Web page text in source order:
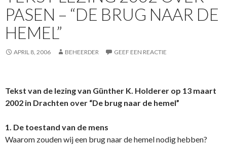
PASEN – “DE BRUG NAAR DE
HEMEL”
APRIL 8, 2006 BEHEERDER GEEF EEN REACTIE
Tekst van de lezing van Günther K. Holderer op 13 maart
2002 in Drachten over “De brug naar de hemel”
1. De toestand van de mens
Waarom zouden wij een brug naar de hemel nodig hebben?